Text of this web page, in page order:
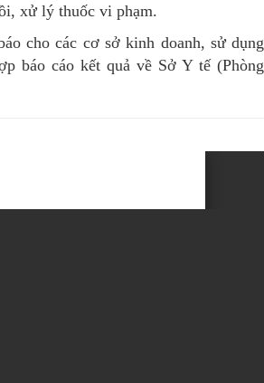
xử lý thuốc vi phạm.
cho các cơ sở kinh doanh, sử dụng
báo cáo kết quả về Sở Y tế (Phòng